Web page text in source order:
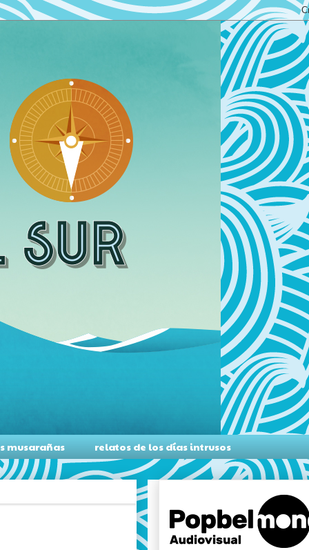
musarañas relatos de los días intrusos